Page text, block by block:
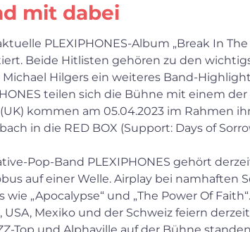
mit dabei
PLEXIPHONES-Album „Break In
Beide Hitlisten gehören zu den
Hilgers ein weiteres Band-
teilen sich die Bühne mit einem
kommen am 05.04.2023 im Rahmen
in die RED BOX (Support: Days of
Pop-Band PLEXIPHONES gehört
auf einer Welle. Airplay bei namhaften
„Apocalypse“ und „The Power Of
Mexiko und der Schweiz feiern